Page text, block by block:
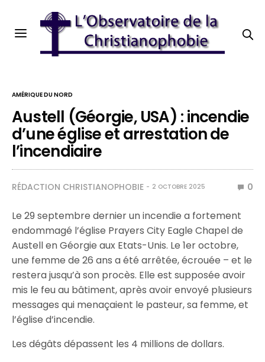
AMÉRIQUE DU NORD
Austell (Géorgie, USA) : incendie
d’une église et arrestation de
l’incendiaire
RÉDACTION CHRISTIANOPHOBIE 2 OCTOBRE 2025 0
Le 29 septembre dernier un incendie a fortement
endommagé l’église Prayers City Eagle Chapel de
Austell en Géorgie aux Etats-Unis. Le 1er octobre,
une femme de 26 ans a été arrêtée, écrouée – et le
restera jusqu’à son procès. Elle est supposée avoir
mis le feu au bâtiment, après avoir envoyé plusieurs
messages qui menaçaient le pasteur, sa femme, et
l’église d’incendie.
Les dégâts dépassent les 4 millions de dollars.